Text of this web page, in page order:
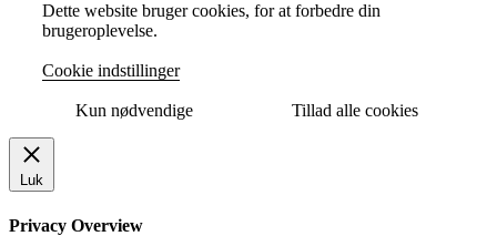
Dette website bruger cookies, for at forbedre din
brugeroplevelse.
Cookie indstillinger
Kun nødvendige Tillad alle cookies
Luk
Privacy Overview